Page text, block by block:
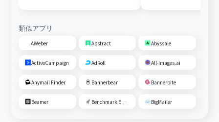
類似アプリ
AWeber Abstract Abyssale
ActiveCampaign AdRoll All-Images.ai
Anymail Finder Bannerbear Bannerbite
Beamer Benchmark Email BigMailer